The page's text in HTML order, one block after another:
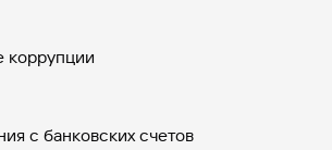
коррупции
с банковских счетов